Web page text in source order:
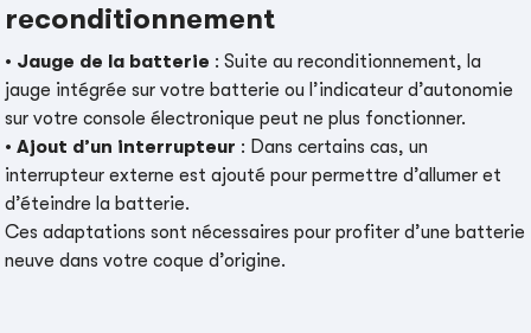
reconditionnement
• Jauge de la batterie : Suite au reconditionnement, la
jauge intégrée sur votre batterie ou l’indicateur d’autonomie
sur votre console électronique peut ne plus fonctionner.
•Ajout d’un interrupteur : Dans certains cas, un
interrupteur externe est ajouté pour permettre d’allumer et
d’éteindre la batterie.
Ces adaptations sont nécessaires pour profiter d’une batterie
neuve dans votre coque d’origine.